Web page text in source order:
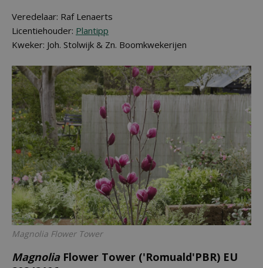
Veredelaar: Raf Lenaerts
Licentiehouder: Plantipp
Kweker: Joh. Stolwijk & Zn. Boomkwekerijen
Magnolia Flower Tower
MagnoliaFlower Tower ('Romuald'PBR) EU